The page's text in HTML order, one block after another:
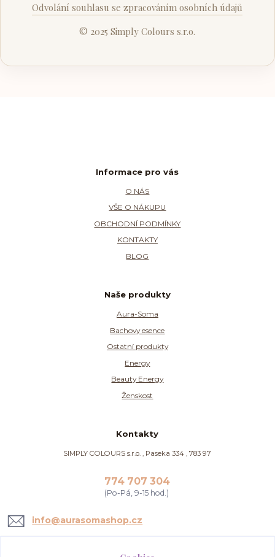
Odvolání souhlasu se zpracováním osobních údajů
© 2025 Simply Colours s.r.o.
Informace pro vás
O NÁS
VŠE O NÁKUPU
OBCHODNÍ PODMÍNKY
KONTAKTY
BLOG
Naše produkty
Aura-Soma
Bachovy esence
Ostatní produkty
Energy
Beauty Energy
Ženskost
Kontakty
SIMPLY COLOURS s.r.o. , Paseka 334 , 783 97
774 707 304
(Po-Pá, 9-15 hod.)
info@aurasomashop.cz